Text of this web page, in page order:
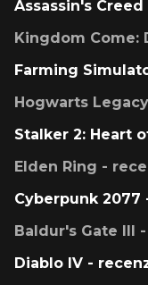
Assassin's
Kingdom Come:
Farming
Hogwarts
Stalker 2: Heart
Elden Ring -
Cyberpunk 2077
Baldur's Gate III
Diablo IV -